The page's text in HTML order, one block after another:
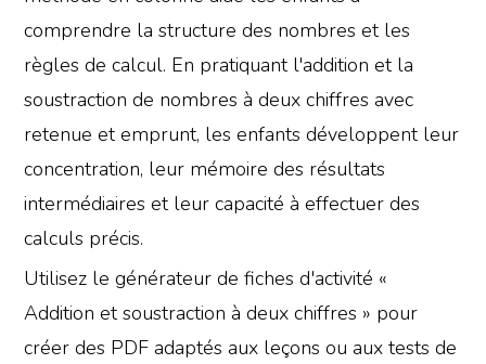
comprendre la structure des nombres et les
règles de calcul. En pratiquant l'addition et la
soustraction de nombres à deux chiffres avec
retenue et emprunt, les enfants développent leur
concentration, leur mémoire des résultats
intermédiaires et leur capacité à effectuer des
calculs précis.
Utilisez le générateur de fiches d'activité «
Addition et soustraction à deux chiffres » pour
créer des PDF adaptés aux leçons ou aux tests de